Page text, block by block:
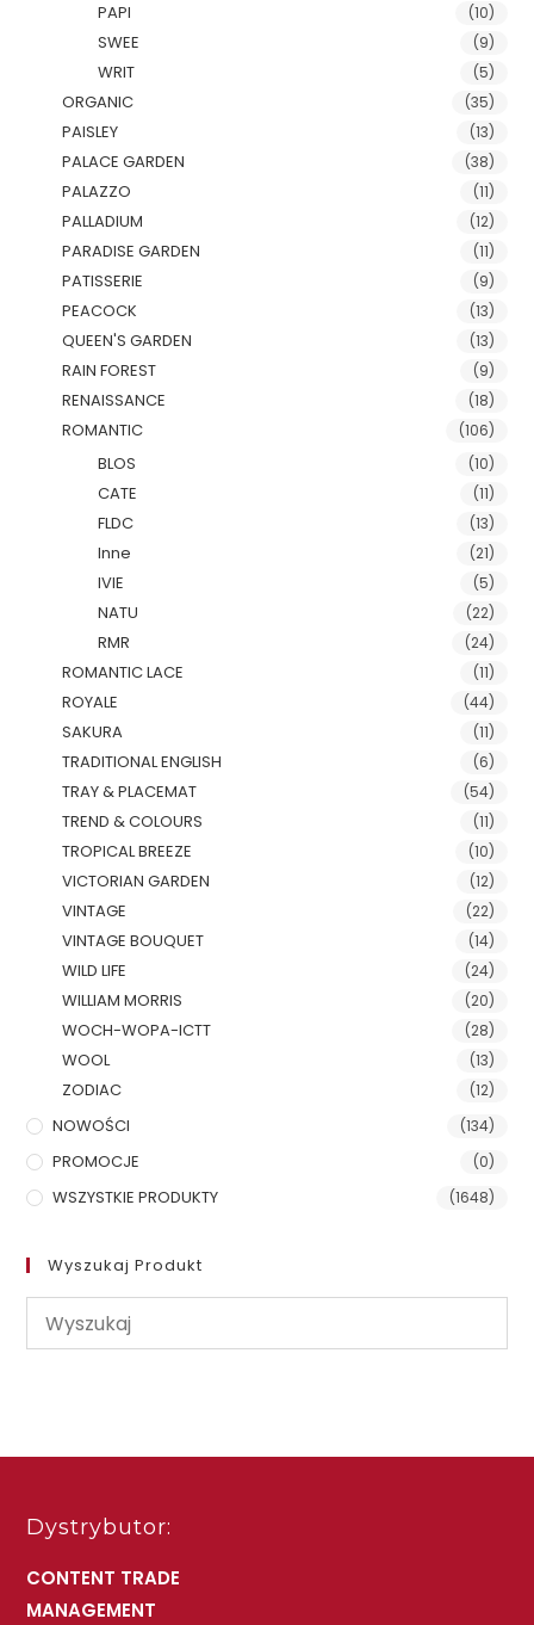
PAPI (10)
SWEE (9)
WRIT (5)
ORGANIC (35)
PAISLEY (13)
PALACE GARDEN (38)
PALAZZO (11)
PALLADIUM (12)
PARADISE GARDEN (11)
PATISSERIE (9)
PEACOCK (13)
QUEEN'S GARDEN (13)
RAIN FOREST (9)
RENAISSANCE (18)
ROMANTIC (106)
BLOS (10)
CATE (11)
FLDC (13)
Inne (21)
IVIE (5)
NATU (22)
RMR (24)
ROMANTIC LACE (11)
ROYALE (44)
SAKURA (11)
TRADITIONAL ENGLISH (6)
TRAY & PLACEMAT (54)
TREND & COLOURS (11)
TROPICAL BREEZE (10)
VICTORIAN GARDEN (12)
VINTAGE (22)
VINTAGE BOUQUET (14)
WILD LIFE (24)
WILLIAM MORRIS (20)
WOCH-WOPA-ICTT (28)
WOOL (13)
ZODIAC (12)
NOWOŚCI (134)
PROMOCJE (0)
WSZYSTKIE PRODUKTY (1648)
Wyszukaj Produkt
Dystrybutor:
CONTENT TRADE
MANAGEMENT